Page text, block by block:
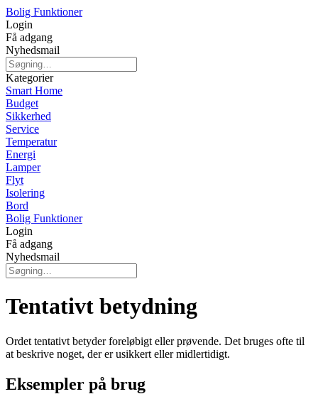
Bolig Funktioner
Login
Få adgang
Nyhedsmail
Kategorier
Smart Home
Budget
Sikkerhed
Service
Temperatur
Energi
Lamper
Flyt
Isolering
Bord
Bolig Funktioner
Login
Få adgang
Nyhedsmail
Tentativt betydning
Ordet tentativt betyder foreløbigt eller prøvende. Det bruges ofte til
at beskrive noget, der er usikkert eller midlertidigt.
Eksempler på brug